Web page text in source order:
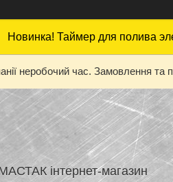
Новинка! Таймер для полива
неробочий час. Замовлення та
інтернет-магазин